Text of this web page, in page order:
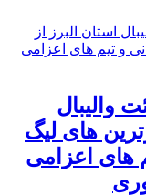
والیبال
های لیگ
های اعزامی